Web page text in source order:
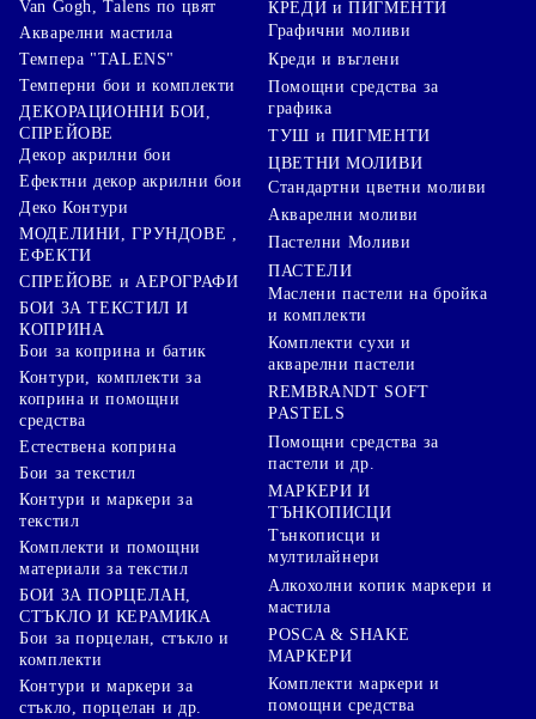
Van Gogh, Talens по цвят
Акварелни мастила
Темпера "TALENS"
Темперни бои и комплекти
ДЕКОРАЦИОННИ БОИ,
СПРЕЙОВЕ
Декор акрилни бои
Ефектни декор акрилни бои
Деко Контури
МОДЕЛИНИ, ГРУНДОВЕ ,
ЕФЕКТИ
СПРЕЙОВЕ и АЕРОГРАФИ
БОИ ЗА ТЕКСТИЛ И
КОПРИНА
Бои за коприна и батик
Контури, комплекти за
коприна и помощни
средства
Естествена коприна
Бои за текстил
Контури и маркери за
текстил
Комплекти и помощни
материали за текстил
БОИ ЗА ПОРЦЕЛАН,
СТЪКЛО И КЕРАМИКА
Бои за порцелан, стъкло и
комплекти
Контури и маркери за
стъкло, порцелан и др.
КРЕДИ и ПИГМЕНТИ
Графични моливи
Креди и въглени
Помощни средства за
графика
ТУШ и ПИГМЕНТИ
ЦВЕТНИ МОЛИВИ
Стандартни цветни моливи
Акварелни моливи
Пастелни Моливи
ПАСТЕЛИ
Маслени пастели на бройка
и комплекти
Комплекти сухи и
акварелни пастели
REMBRANDT SOFT
PASTELS
Помощни средства за
пастели и др.
МАРКЕРИ И
ТЪНКОПИСЦИ
Тънкописци и
мултилайнери
Алкохолни копик маркери и
мастила
POSCA & SHAKE
МАРКЕРИ
Комплекти маркери и
помощни средства